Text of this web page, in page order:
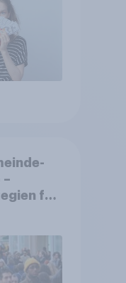
–
für